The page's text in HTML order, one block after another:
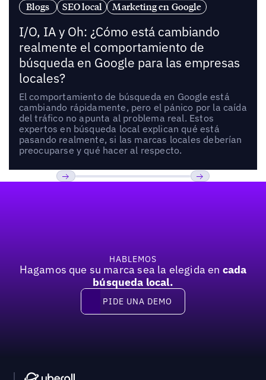
Blogs SEO local Marketing en Google
I/O, IA y Oh: ¿Cómo está cambiando
realmente el comportamiento de
búsqueda en Google para las empresas
locales?
El comportamiento de búsqueda en Google está
cambiando rápidamente, pero el pánico por la caída
del tráfico no apunta al problema real. Estos
expertos en búsqueda local explican qué está
pasando realmente, si las marcas locales deberían
preocuparse y qué hacer al respecto.
HABLEMOS
Hagamos que su marca sea la elegida en cada
búsqueda local.
Pide una demo
PIDE UNA DEMO